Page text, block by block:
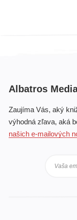
Albatros
Zaujíma Vás, aký
výhodná zľava, aká
našich e-mailových
Vaša